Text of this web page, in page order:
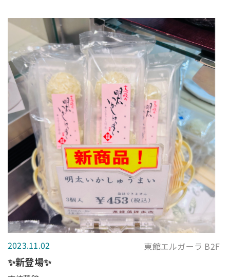
2023.11.02 東館エルガーラ B2F
✨新登場✨